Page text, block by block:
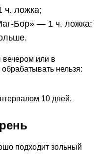
ч. ложка;
Бор» — 1 ч. ложка;
или в
нельзя:
10 дней.
подходит зольный